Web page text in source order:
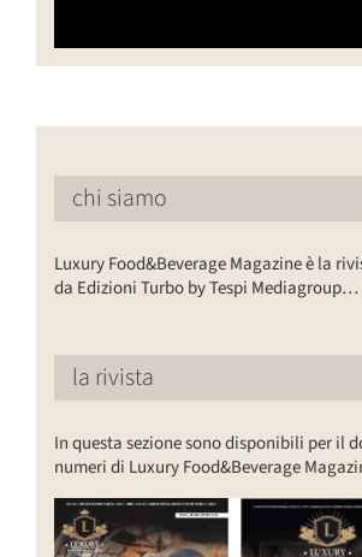
chi siamo
Luxury Food&Beverage Magazine è la
da Edizioni Turbo by Tespi Mediagroup…
la rivista
In questa sezione sono disponibili per il
numeri di Luxury Food&Beverage